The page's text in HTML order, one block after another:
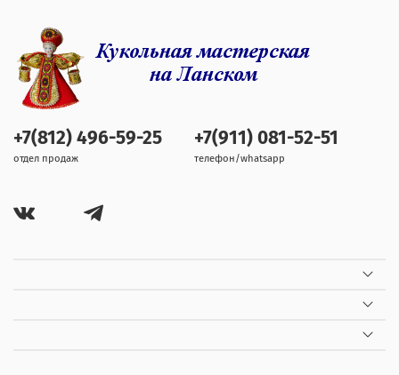
+7(812) 496-59-25
отдел продаж
+7(911) 081-52-51
телефон/whatsapp